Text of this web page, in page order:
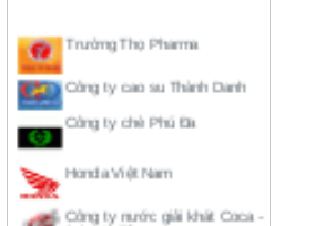
Công ty chè Phú Đa
Honda Việt Nam
Cola Hà Tây